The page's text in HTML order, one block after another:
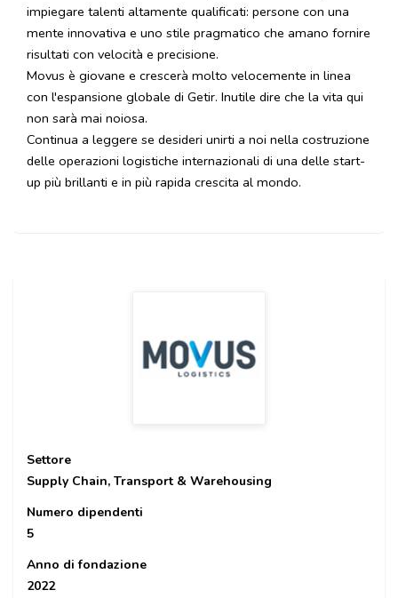
impiegare talenti altamente qualificati: persone con una
mente innovativa e uno stile pragmatico che amano fornire
risultati con velocità e precisione.
Movus è giovane e crescerà molto velocemente in linea
con l'espansione globale di Getir. Inutile dire che la vita qui
non sarà mai noiosa.
Continua a leggere se desideri unirti a noi nella costruzione
delle operazioni logistiche internazionali di una delle start-
up più brillanti e in più rapida crescita al mondo.
Settore
Supply Chain, Transport & Warehousing
Numero dipendenti
5
Anno di fondazione
2022